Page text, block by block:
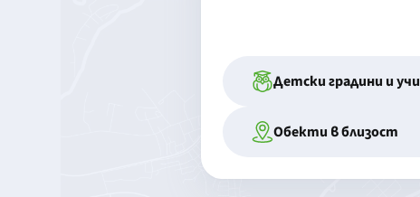
Детски градини и
Обекти в близост